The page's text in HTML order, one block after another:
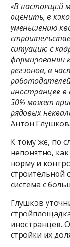
«В настоящий
оценить, в
уменьшению
ситуацию с
формировании
регионов, в
иностранцев в
50% может
рядовых
Антон Глушков.
К тому же, по
непонятно,
норму и
строительной
система с
Глушков
иностранцев.
стройки их